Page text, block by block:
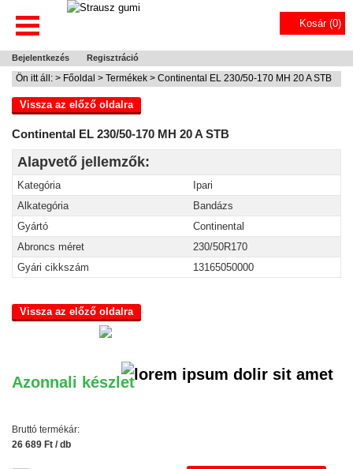
Kosár (0)
Bejelentkezés Regisztráció
Ön itt áll: > Főoldal > Termékek > Continental EL 230/50-170 MH 20 A STB
Vissza az előző oldalra
Continental EL 230/50-170 MH 20 A STB
Alapvető jellemzők:
Kategória
Ipari
Alkategória
Bandázs
Gyártó
Continental
Abroncs méret
230/50R170
Gyári cikkszám
13165050000
Vissza az előző oldalra
Azonnali készlet
Bruttó termékár:
26 689 Ft / db